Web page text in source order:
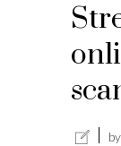
by